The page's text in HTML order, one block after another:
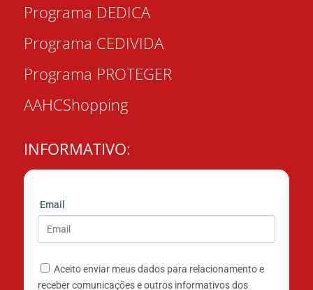
Programa DEDICA
Programa CEDIVIDA
Programa PROTEGER
AAHCShopping
INFORMATIVO:
Email
Aceito enviar meus dados para relacionamento e
receber comunicações e outros informativos dos